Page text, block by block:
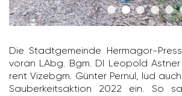
Die Stadt­ge­meinde Hermagor-
voran LAbg. Bgm. DI Leopold
rent Vizebgm. Günter Pernul, lud
Sauber­keits­ak­tion 2022 ein. So